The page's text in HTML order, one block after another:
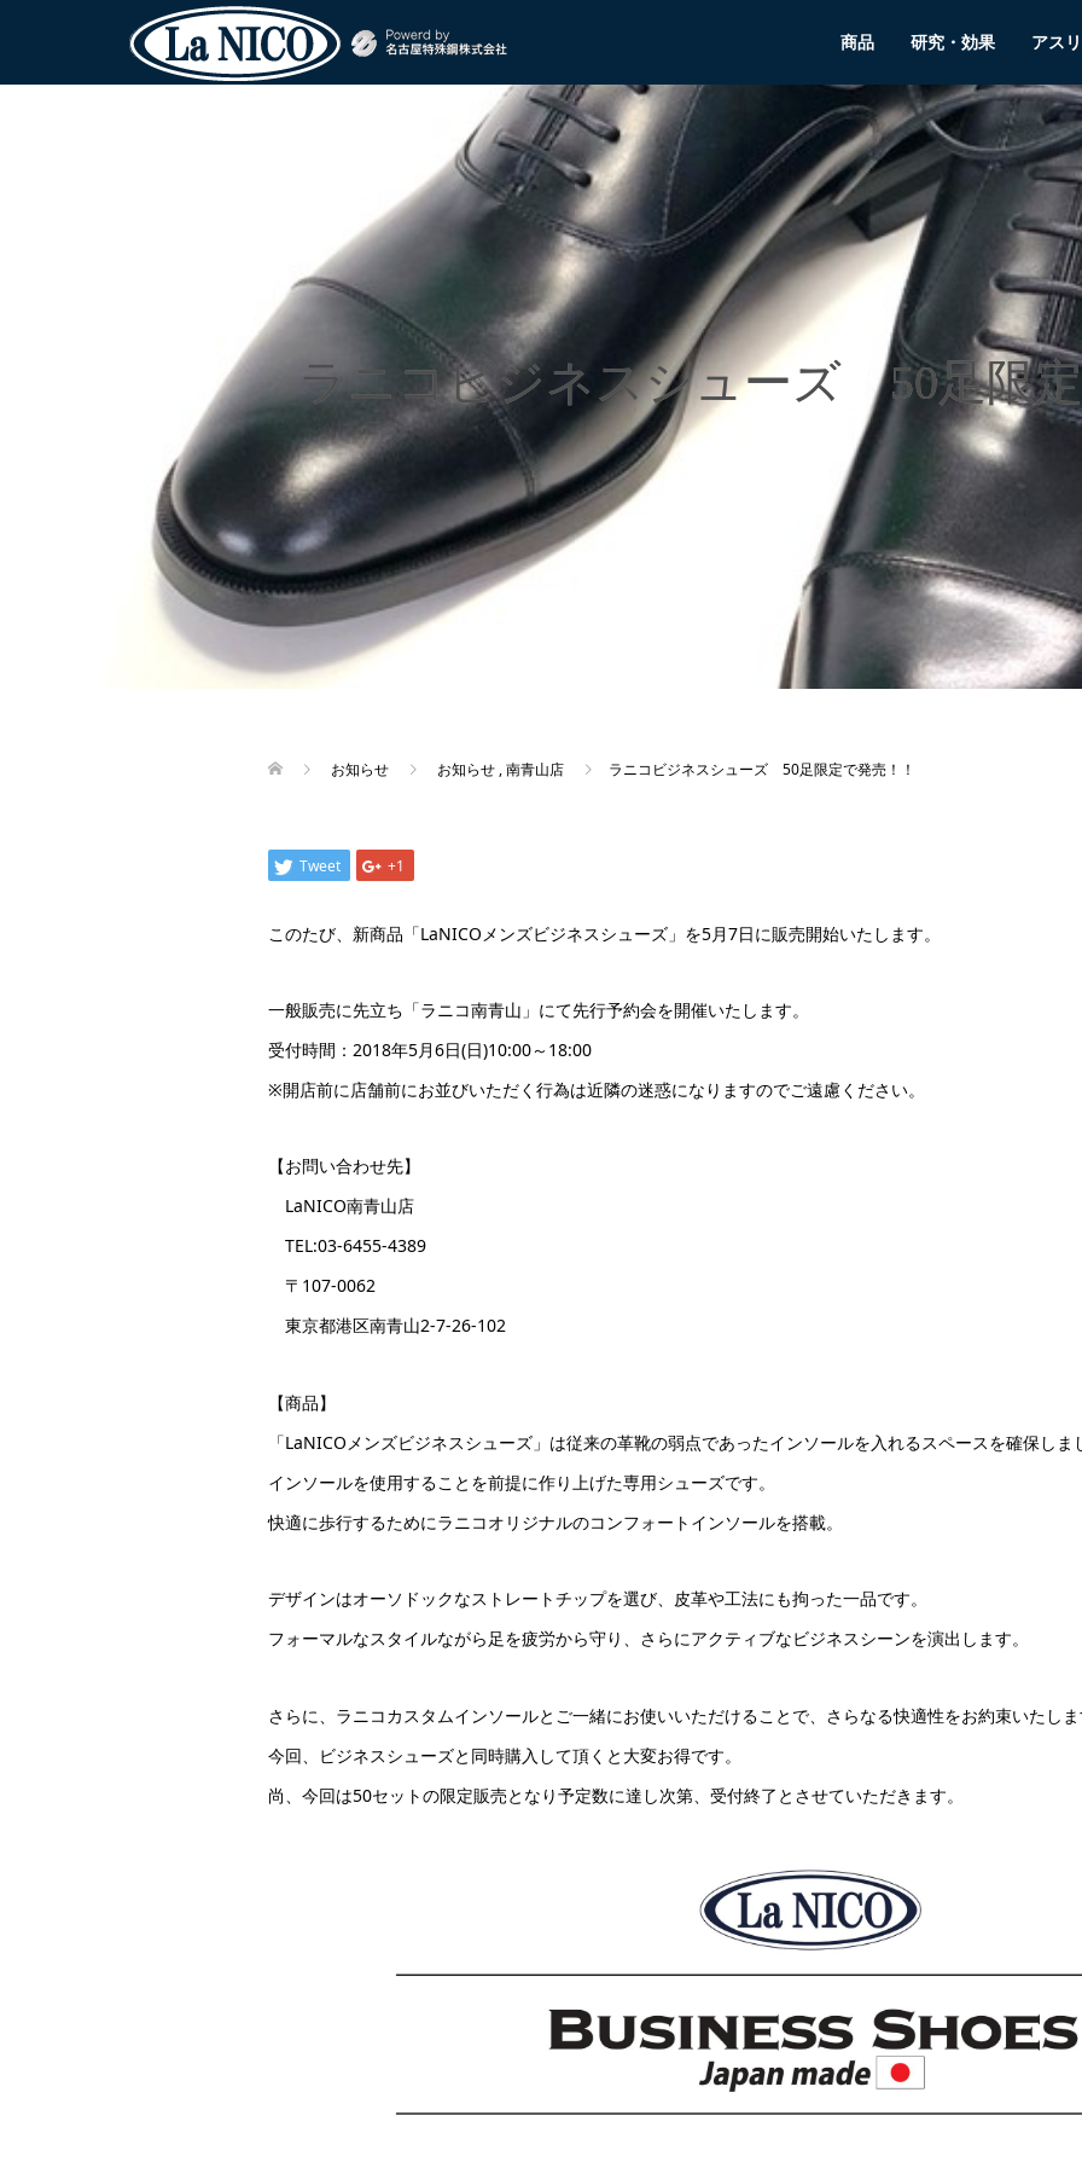
商品 研究・効果 アス
ラニコビジネスシューズ 50足限
お知らせ お知らせ ,南青山店 ラニコビジネスシューズ 50足限定で発売！！
Tweet +1
このたび、新商品「LaNICOメンズビジネスシューズ」を5月7日に販売開始いたします。
一般販売に先立ち「ラニコ南青山」にて先行予約会を開催いたします。
受付時間：2018年5月6日(日)10:00～18:00
※開店前に店舗前にお並びいただく行為は近隣の迷惑になりますのでご遠慮ください。
【お問い合わせ先】
LaNICO南青山店
TEL:03-6455-4389
〒107-0062
東京都港区南青山2-7-26-102
【商品】
「LaNICOメンズビジネスシューズ」は従来の革靴の弱点であったインソールを入れるスペースを確保しま
インソールを使用することを前提に作り上げた専用シューズです。
快適に歩行するためにラニコオリジナルのコンフォートインソールを搭載。
デザインはオーソドックなストレートチップを選び、皮革や工法にも拘った一品です。
フォーマルなスタイルながら足を疲労から守り、さらにアクティブなビジネスシーンを演出します。
さらに、ラニコカスタムインソールとご一緒にお使いいただけることで、さらなる快適性をお約束いたし
今回、ビジネスシューズと同時購入して頂くと大変お得です。
尚、今回は50セットの限定販売となり予定数に達し次第、受付終了とさせていただきます。